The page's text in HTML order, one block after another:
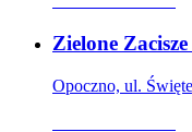
Zielone Zacisze
Opoczno, ul.